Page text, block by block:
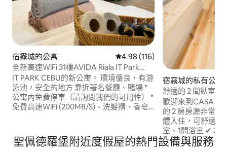
宿霧城的公寓 從 116 則評價中獲得 4.98 的平
4.98 (116)
全新高速WiFi 31樓AVIDA Riala IT Park
Netflix
IT PARK CEBU的新公寓。 環境優良，有游
泳池，安全的地方 靠近著名餐廳、賭場 *
公寓內免費停車（請詢問我們的可用性） *
免費高速WiFi (200MB/S)、洗髮精、香皂
空調、電視、衣櫃、書桌、冰箱、微波爐
等。包括游泳池，有自己的保安系統，步
宿霧城的私有公寓
舒適的 2 間臥室 •
Netflix/Disney
歡迎來到CASA DE
的 2 房房源非常適
體入住，可舒適地容納
室、1間浴室 ✔ 2
Netflix 和 Disney+
✔ 記憶海綿床 +
聖佩德羅堡附近度假屋的熱門設備與服務